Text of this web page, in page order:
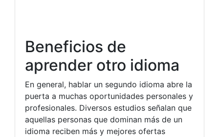
Beneficios de
aprender otro idioma
En general, hablar un segundo idioma abre la
puerta a muchas oportunidades personales y
profesionales. Diversos estudios señalan que
aquellas personas que dominan más de un
idioma reciben más y mejores ofertas